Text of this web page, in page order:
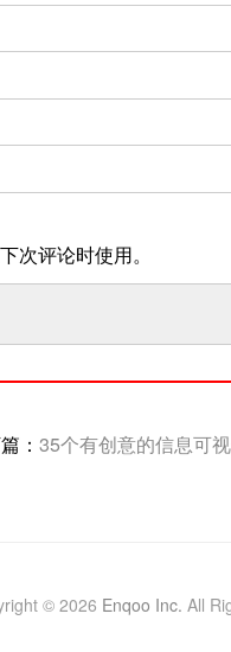
次评论时使用。
：35个有创意的信息可
© 2026 Enqoo Inc. All